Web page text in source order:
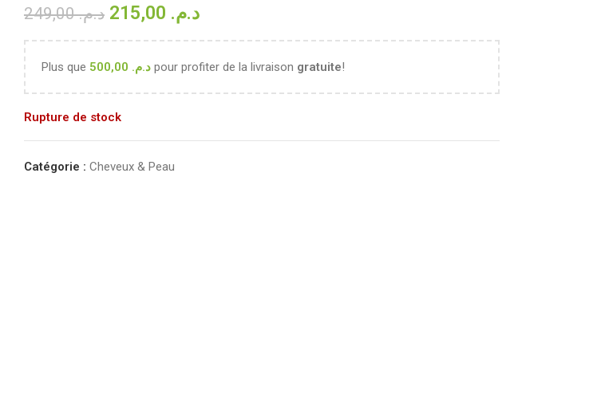
د.م.249,00 د.م.
Plus que د.م.pour profiter de la livraison gratuite!
Rupture de stock
Catégorie : Cheveux & Peau